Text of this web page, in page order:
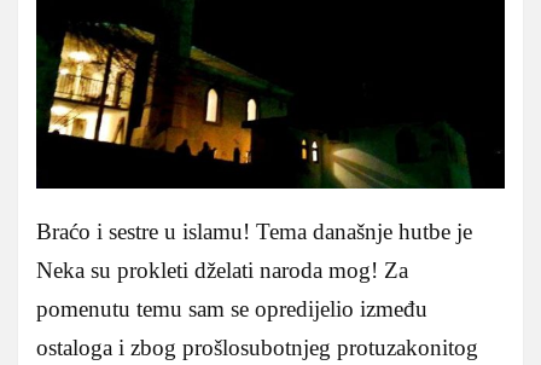
Braćo i sestre u islamu! Tema današnje hutbe je
Neka su prokleti dželati naroda mog! Za
pomenutu temu sam se opredijelio između
ostaloga i zbog prošlosubotnjeg protuzakonitog